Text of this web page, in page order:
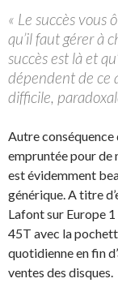
« Le succès vous
qu’il faut gérer à
succès est là et
dépendent de ce
difficile,
Autre conséquence
empruntée pour de
est évidemment
générique. A titre
Lafont sur Europe
45T avec la
quotidienne en fin
ventes des disques.